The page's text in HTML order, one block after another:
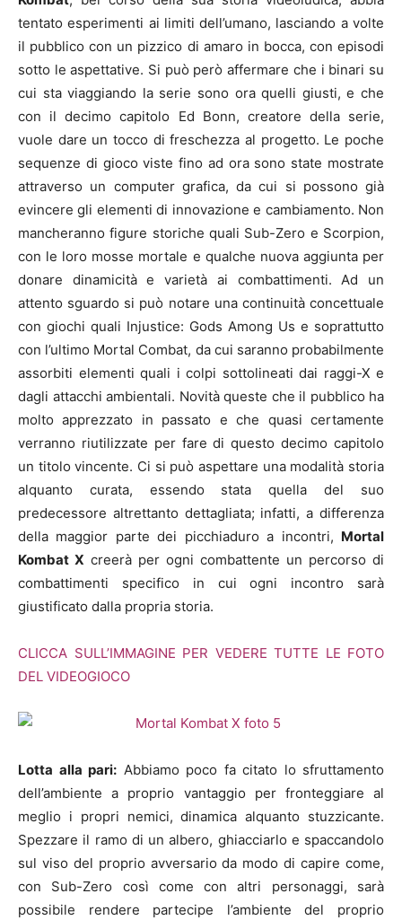
tentato esperimenti ai limiti dell’umano, lasciando a volte
il pubblico con un pizzico di amaro in bocca, con episodi
sotto le aspettative. Si può però affermare che i binari su
cui sta viaggiando la serie sono ora quelli giusti, e che
con il decimo capitolo Ed Bonn, creatore della serie,
vuole dare un tocco di freschezza al progetto. Le poche
sequenze di gioco viste fino ad ora sono state mostrate
attraverso un computer grafica, da cui si possono già
evincere gli elementi di innovazione e cambiamento. Non
mancheranno figure storiche quali Sub-Zero e Scorpion,
con le loro mosse mortale e qualche nuova aggiunta per
donare dinamicità e varietà ai combattimenti. Ad un
attento sguardo si può notare una continuità concettuale
con giochi quali Injustice: Gods Among Us e soprattutto
con l’ultimo Mortal Combat, da cui saranno probabilmente
assorbiti elementi quali i colpi sottolineati dai raggi-X e
dagli attacchi ambientali. Novità queste che il pubblico ha
molto apprezzato in passato e che quasi certamente
verranno riutilizzate per fare di questo decimo capitolo
un titolo vincente. Ci si può aspettare una modalità storia
alquanto curata, essendo stata quella del suo
predecessore altrettanto dettagliata; infatti, a differenza
della maggior parte dei picchiaduro a incontri, Mortal
Kombat X creerà per ogni combattente un percorso di
combattimenti specifico in cui ogni incontro sarà
giustificato dalla propria storia.
CLICCA SULL’IMMAGINE PER VEDERE TUTTE LE FOTO
DEL VIDEOGIOCO
Lotta alla pari: Abbiamo poco fa citato lo sfruttamento
dell’ambiente a proprio vantaggio per fronteggiare al
meglio i propri nemici, dinamica alquanto stuzzicante.
Spezzare il ramo di un albero, ghiacciarlo e spaccandolo
sul viso del proprio avversario da modo di capire come,
con Sub-Zero così come con altri personaggi, sarà
possibile rendere partecipe l’ambiente del proprio